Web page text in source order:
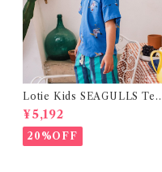
Lotie Kids SEAGULLS Tee
(12m- 8Y)
¥5,192
20%OFF